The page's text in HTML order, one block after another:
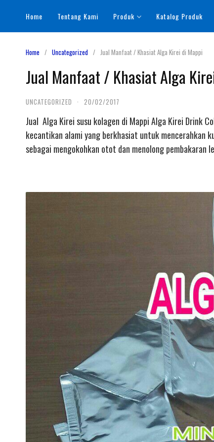
content
Home Tentang Kami Produk Katalog Produk
Home Uncategorized Jual Manfaat / Khasiat Alga Kirei di Mappi
Jual Manfaat / Khasiat Alga
UNCATEGORIZED · 20/02/2017
Jual Alga Kirei susu kolagen di Mappi Alga Kirei Drink
kecantikan alami yang berkhasiat untuk mencerahkan
sebagai mengokohkan otot dan menolong pembakaran